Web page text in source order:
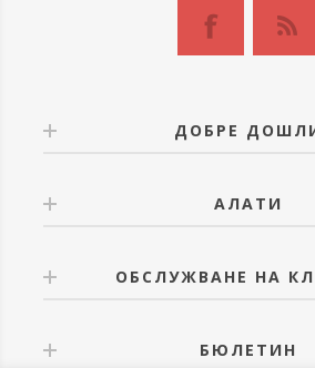
ДОБРЕ
АЛАТИ
ОБСЛУЖВАНЕ НА
БЮЛЕТИН